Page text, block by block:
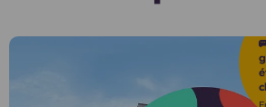
Chinese